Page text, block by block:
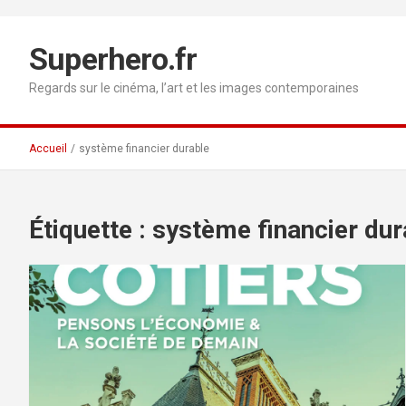
contenuSuperhero.fr
Regards sur le cinéma, l’art et les images contemporaines
Accueil système financier durable
Étiquette : système financier